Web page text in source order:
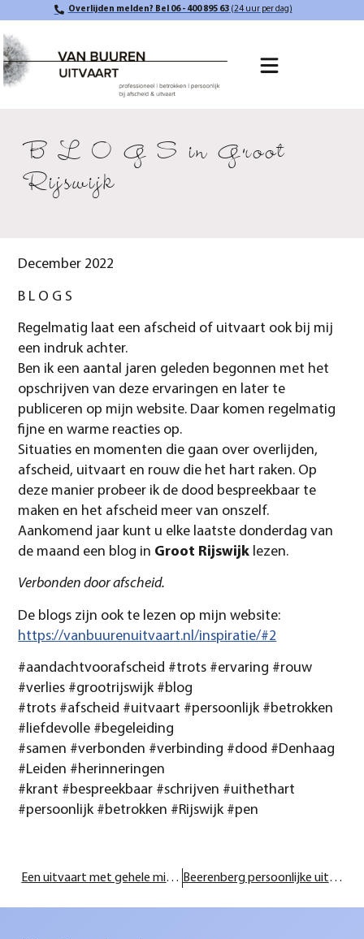
Overlijden melden? Bel 06 - 400 895 63(24 uur per dag)
B L O G S in Groot
Rijswijk
December 2022
B L O G S
Regelmatig laat een afscheid of uitvaart ook bij mij
een indruk achter.
Ben ik een aantal jaren geleden begonnen met het
opschrijven van deze ervaringen en later te
publiceren op mijn website. Daar komen regelmatig
fijne en warme reacties op.
Situaties en momenten die gaan over overlijden,
afscheid, uitvaart en rouw die het hart raken. Op
deze manier probeer ik de dood bespreekbaar te
maken en het afscheid meer van onszelf.
Aankomend jaar kunt u elke laatste donderdag van
de maand een blog in Groot Rijswijk lezen.
Verbonden door afscheid.
De blogs zijn ook te lezen op mijn website:
https://vanbuurenuitvaart.nl/inspiratie/#2
#aandachtvoorafscheid #trots #ervaring #rouw
#verlies #grootrijswijk #blog
#trots #afscheid #uitvaart #persoonlijk #betrokken
#liefdevolle #begeleiding
#samen #verbonden #verbinding #dood #Denhaag
#Leiden #herinneringen
#krant #bespreekbaar #schrijven #uithethart
#persoonlijk #betrokken #Rijswijk #pen
Een uitvaart met gehele militaire eer in opdracht. Beerenberg persoonlijke uitvaartkisten